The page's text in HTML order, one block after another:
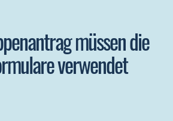
müssen die
verwendet